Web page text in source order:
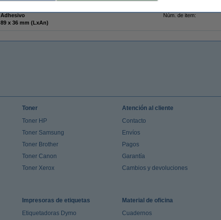
Adhesivo Núm. de item:
89 x 36 mm (LxAn)
Toner
Toner HP
Toner Samsung
Toner Brother
Toner Canon
Toner Xerox
Atención al cliente
Contacto
Envíos
Pagos
Garantía
Cambios y devoluciones
Impresoras de etiquetas
Etiquetadoras Dymo
Material de oficina
Cuadernos